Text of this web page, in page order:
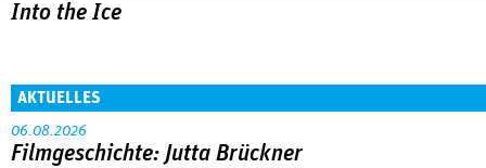
Into the Ice
AKTUELLES
06.08.2026
Filmgeschichte: Jutta Brückner